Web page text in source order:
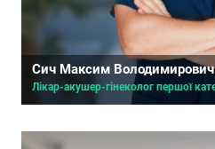
Сич Максим Володимирович